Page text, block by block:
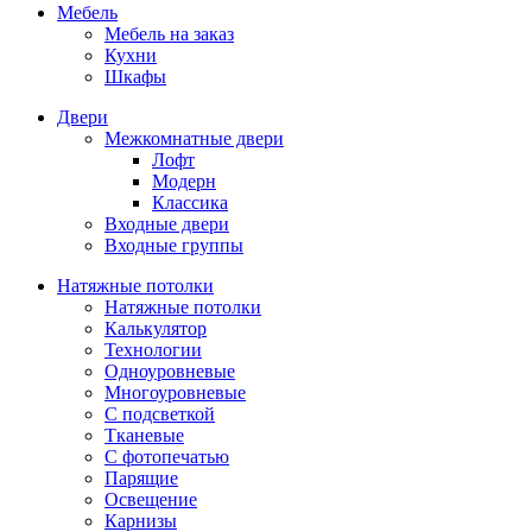
Мебель
Мебель на заказ
Кухни
Шкафы
Двери
Межкомнатные двери
Лофт
Модерн
Классика
Входные двери
Входные группы
Натяжные потолки
Натяжные потолки
Калькулятор
Технологии
Одноуровневые
Многоуровневые
С подсветкой
Тканевые
С фотопечатью
Парящие
Освещение
Карнизы